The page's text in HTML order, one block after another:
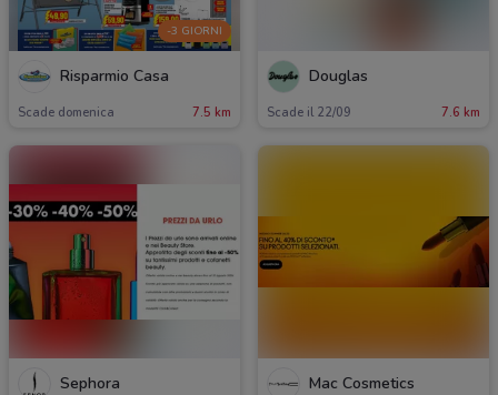
-3 GIORNI
Risparmio Casa
Scade domenica 7.5 km
Douglas
Scade il 22/09 7.6 km
Sephora Mac Cosmetics